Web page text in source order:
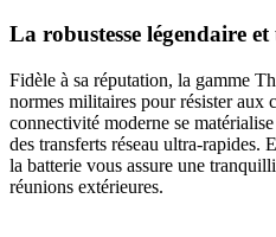
La robustesse légendaire
Fidèle à sa réputation, la gamme
normes militaires pour résister aux
connectivité moderne se
des transferts réseau ultra-rapides.
la batterie vous assure une
réunions extérieures.